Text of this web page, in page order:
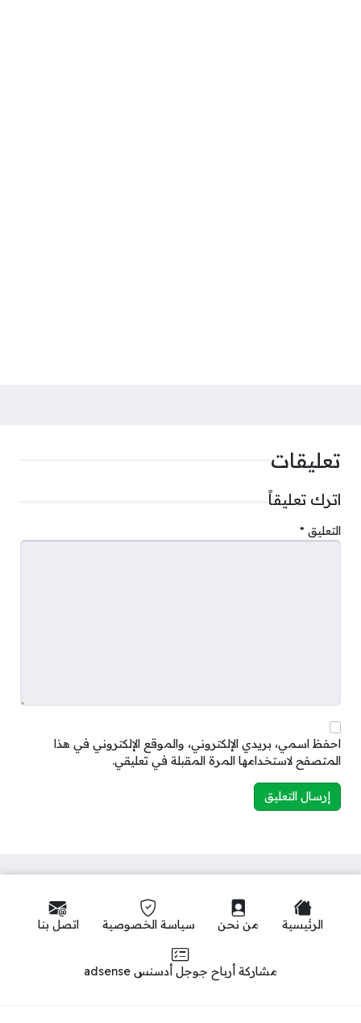
تعليقات
اترك تعليقاً
التعليق *
احفظ اسمي، بريدي الإلكتروني، والموقع الإلكتروني في هذا
المتصفح لاستخدامها المرة المقبلة في تعليقي.
الرئيسية من نحن سياسة الخصوصية اتصل بنا
مشاركة أرباح جوجل أدسنس adsense